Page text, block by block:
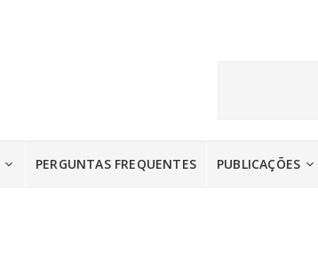
PERGUNTAS FREQUENTES PUBLICAÇÕES